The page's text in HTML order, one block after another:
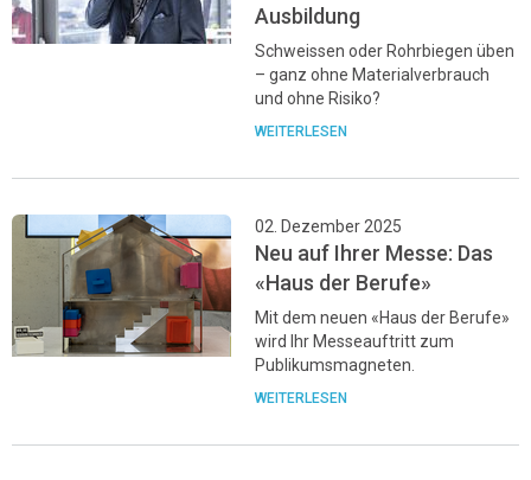
Ausbildung
Schweissen oder Rohrbiegen üben
– ganz ohne Materialverbrauch
und ohne Risiko?
WEITERLESEN
02. Dezember 2025
Neu auf Ihrer Messe: Das
«Haus der Berufe»
Mit dem neuen «Haus der Berufe»
wird Ihr Messeauftritt zum
Publikumsmagneten.
WEITERLESEN